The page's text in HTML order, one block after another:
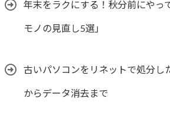
年末をラクにする！秋分前にやっ
モノの見直し5選」
古いパソコンをリネットで処分し
からデータ消去まで